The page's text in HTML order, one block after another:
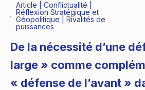
Article |Conflictualité
Réflexion Stratégique et
Géopolitique |Rivalités de
puissances
De la nécessité d’une
large » comme
« défense de l’avant »